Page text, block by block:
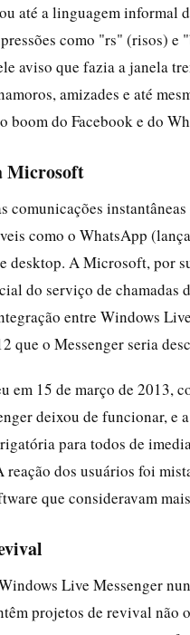
até a linguagem informal
como "rs" (risos)
aviso que fazia a janela
amizades e até
boom do Facebook e do
Microsoft
comunicações
como o WhatsApp
desktop. A Microsoft, por
do serviço de chamadas
entre Windows
que o Messenger seria
em 15 de março de 2013,
deixou de funcionar, e
para todos de
dos usuários foi
que consideravam
Live Messenger
projetos de revival